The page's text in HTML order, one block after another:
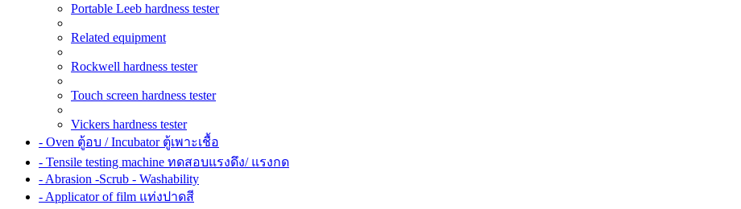
Portable Leeb hardness tester
Related equipment
Rockwell hardness tester
Touch screen hardness tester
Vickers hardness tester
- Oven ตู้อบ / Incubator ตู้เพาะเชื้อ
- Tensile testing machine ทดสอบแรงดึง/ แรงกด
- Abrasion -Scrub - Washability
- Applicator of film แท่งปาดสี